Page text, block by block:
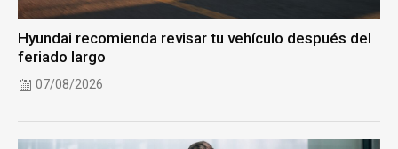
Hyundai recomienda revisar tu vehículo después del
feriado largo
07/08/2026